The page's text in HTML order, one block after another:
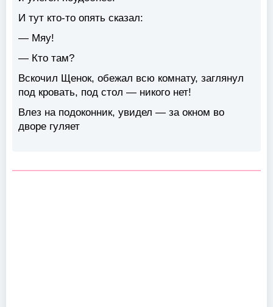
И тут кто-то опять сказал:
— Мяу!
— Кто там?
Вскочил Щенок, обежал всю комнату, заглянул
под кровать, под стол — никого нет!
Влез на подоконник, увидел — за окном во
дворе гуляет